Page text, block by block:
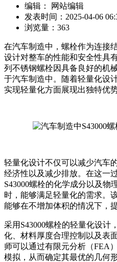
编辑： 网站编辑
发表时间：2025-04-06
浏览量：363
在汽车制造中，螺栓作为连接
设计对整车的性能和安全性具
列不锈钢螺栓因具备良好的机
于汽车制造中。随着轻量化设
实现轻量化方面展现出独特优势
轻量化设计不仅可以减少汽车
经济性以及减少排放。在这一
S43000螺栓的化学成分以及物
时，能够满足轻量化的需求。
能够在不增加体积的情况下，
采用S43000螺栓的轻量化设计
化、材料厚度合理控制以及表
师可以通过有限元分析（FEA
模拟，从而确定其最优的几何